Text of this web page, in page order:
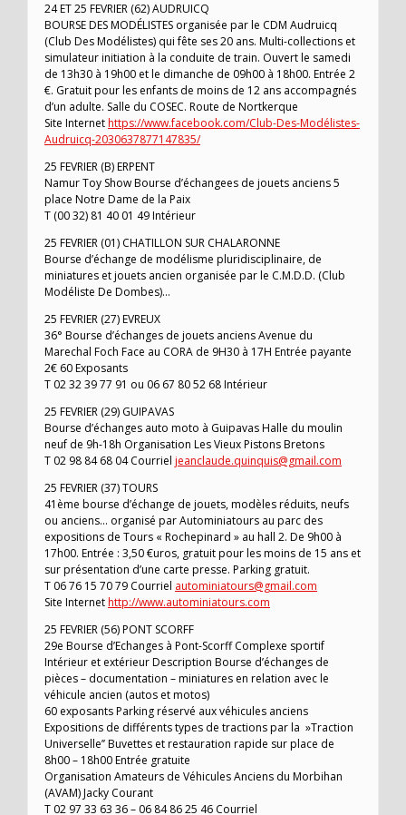
24 ET 25 FEVRIER (62) AUDRUICQ
BOURSE DES MODÉLISTES organisée par le CDM Audruicq
(Club Des Modélistes) qui fête ses 20 ans. Multi-collections et
simulateur initiation à la conduite de train. Ouvert le samedi
de 13h30 à 19h00 et le dimanche de 09h00 à 18h00. Entrée 2
€. Gratuit pour les enfants de moins de 12 ans accompagnés
d’un adulte. Salle du COSEC. Route de Nortkerque
Site Internethttps://www.facebook.com/Club-Des-Modélistes-
Audruicq-2030637877147835/
25 FEVRIER (B) ERPENT
Namur Toy Show Bourse d’échangees de jouets anciens 5
place Notre Dame de la Paix
T (00 32) 81 40 01 49 Intérieur
25 FEVRIER (01) CHATILLON SUR CHALARONNE
Bourse d’échange de modélisme pluridisciplinaire, de
miniatures et jouets ancien organisée par le C.M.D.D. (Club
Modéliste De Dombes)…
25 FEVRIER (27) EVREUX
36° Bourse d’échanges de jouets anciens Avenue du
Marechal Foch Face au CORA de 9H30 à 17H Entrée payante
2€ 60 Exposants
T 02 32 39 77 91 ou 06 67 80 52 68 Intérieur
25 FEVRIER (29) GUIPAVAS
Bourse d’échanges auto moto à Guipavas Halle du moulin
neuf de 9h-18h Organisation Les Vieux Pistons Bretons
T 02 98 84 68 04 Courriel jeanclaude.quinquis@gmail.com
25 FEVRIER (37) TOURS
41ème bourse d’échange de jouets, modèles réduits, neufs
ou anciens… organisé par Autominiatours au parc des
expositions de Tours « Rochepinard » au hall 2. De 9h00 à
17h00. Entrée : 3,50 €uros, gratuit pour les moins de 15 ans et
sur présentation d’une carte presse. Parking gratuit.
T 06 76 15 70 79 Courriel autominiatours@gmail.com
Site Internethttp://www.autominiatours.com
25 FEVRIER (56) PONT SCORFF
29e Bourse d’Echanges à Pont-Scorff Complexe sportif
Intérieur et extérieur Description Bourse d’échanges de
pièces – documentation – miniatures en relation avec le
véhicule ancien (autos et motos)
60 exposants Parking réservé aux véhicules anciens
Expositions de différents types de tractions par la »Traction
Universelle’’ Buvettes et restauration rapide sur place de
8h00 – 18h00 Entrée gratuite
Organisation Amateurs de Véhicules Anciens du Morbihan
(AVAM) Jacky Courant
T 02 97 33 63 36 – 06 84 86 25 46 Courriel